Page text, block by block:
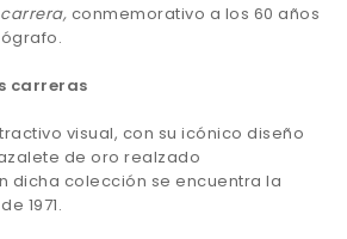
conmemorativo a los 60 años
carreras
visual, con su icónico diseño
de oro realzado
dicha colección se encuentra la
1971.